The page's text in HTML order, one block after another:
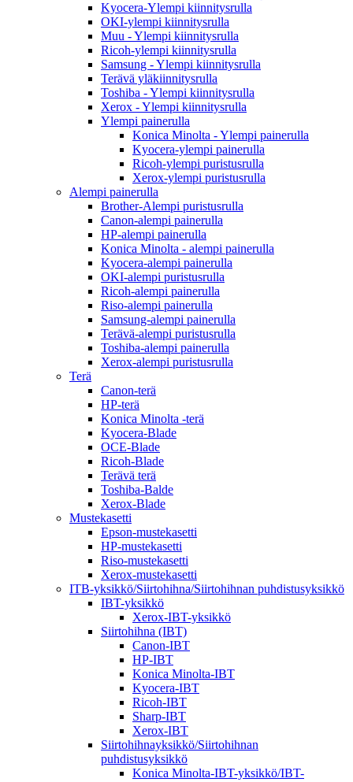
Kyocera-Ylempi kiinnitysrulla
OKI-ylempi kiinnitysrulla
Muu - Ylempi kiinnitysrulla
Ricoh-ylempi kiinnitysrulla
Samsung - Ylempi kiinnitysrulla
Terävä yläkiinnitysrulla
Toshiba - Ylempi kiinnitysrulla
Xerox - Ylempi kiinnitysrulla
Ylempi painerulla
Konica Minolta - Ylempi painerulla
Kyocera-ylempi painerulla
Ricoh-ylempi puristusrulla
Xerox-ylempi puristusrulla
Alempi painerulla
Brother-Alempi puristusrulla
Canon-alempi painerulla
HP-alempi painerulla
Konica Minolta - alempi painerulla
Kyocera-alempi painerulla
OKI-alempi puristusrulla
Ricoh-alempi painerulla
Riso-alempi painerulla
Samsung-alempi painerulla
Terävä-alempi puristusrulla
Toshiba-alempi painerulla
Xerox-alempi puristusrulla
Terä
Canon-terä
HP-terä
Konica Minolta -terä
Kyocera-Blade
OCE-Blade
Ricoh-Blade
Terävä terä
Toshiba-Balde
Xerox-Blade
Mustekasetti
Epson-mustekasetti
HP-mustekasetti
Riso-mustekasetti
Xerox-mustekasetti
ITB-yksikkö/Siirtohihna/Siirtohihnan puhdistusyksikkö
IBT-yksikkö
Xerox-IBT-yksikkö
Siirtohihna (IBT)
Canon-IBT
HP-IBT
Konica Minolta-IBT
Kyocera-IBT
Ricoh-IBT
Sharp-IBT
Xerox-IBT
Siirtohihnayksikkö/Siirtohihnan
puhdistusyksikkö
Konica Minolta-IBT-yksikkö/IBT-